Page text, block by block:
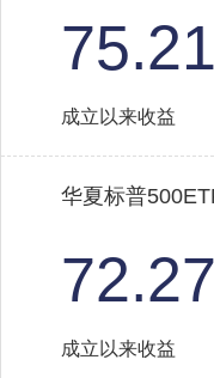
成立以来收益
华夏标普
成立以来收益